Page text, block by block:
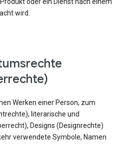
oder ein Dienst nach einem
wird.
Werken einer Person, zum
literarische und
Designs (Designrechte)
verwendete Symbole, Namen